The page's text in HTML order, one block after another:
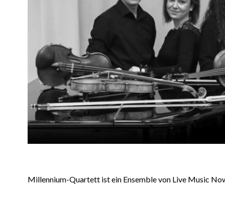
Millennium-Quartett ist ein Ensemble von Live Music